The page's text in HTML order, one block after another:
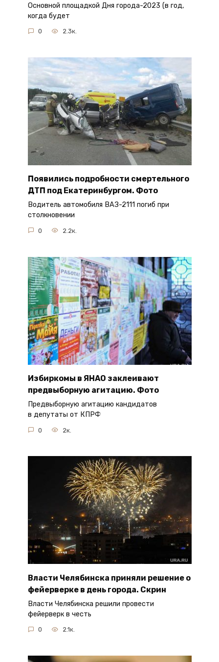
Основной площадкой Дня города-2023 (в год,
когда будет
0 2.3к.
Появились подробности смертельного
ДТП под Екатеринбургом. Фото
Водитель автомобиля ВАЗ-2111 погиб при
столкновении
0 2.2к.
Избиркомы в ЯНАО заклеивают
предвыборную агитацию. Фото
Предвыборную агитацию кандидатов
в депутаты от КПРФ
0 2к.
Власти Челябинска приняли решение о
фейерверке в день города. Скрин
Власти Челябинска решили провести
фейерверк в честь
0 2.1к.